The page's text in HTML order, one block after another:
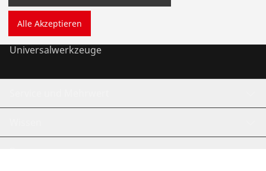
Kälte- und Klimatechnik
Universalwerkzeuge
Alle Akzeptieren